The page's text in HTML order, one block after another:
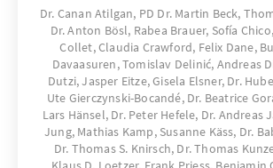
Konrad-Adenauer-Stiftung geben
Eindruck davon, wie sich der
regional auswirkt, wie er
politisch wahrgenommen wird
klimarelevanten innen- und
Konsequenzen damit im
sein können.
Dr. Canan Atilgan, PD Dr. Martin Beck,
Dr. Anton Bösl, Rabea Brauer, Sofía
Collet, Claudia Crawford, Felix Dane,
Davaasuren, Tomislav Delinić, Andreas
Dutzi, Jasper Eitze, Gisela Elsner, Dr.
Ute Gierczynski-Bocandé, Dr. Beatrice
Lars Hänsel, Dr. Peter Hefele, Dr. Andreas
Jung, Mathias Kamp, Susanne Käss, Dr.
Dr. Thomas S. Knirsch, Dr. Thomas